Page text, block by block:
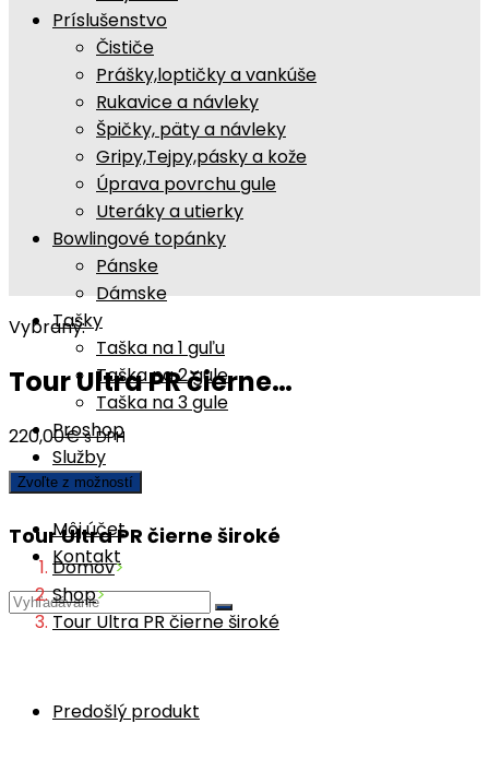
Príslušenstvo
Čističe
Prášky,loptičky a vankúše
Rukavice a návleky
Špičky, päty a návleky
Gripy,Tejpy,pásky a kože
Úprava povrchu gule
Uteráky a utierky
Bowlingové topánky
Pánske
Dámske
Tašky
Taška na 1 guľu
Taška na 2 gule
Taška na 3 gule
Proshop
Služby
Môj účet
Kontakt
Vybraný:
Tour Ultra PR čierne…
220,00€ s DPH
Zvoľte z možností
Tour Ultra PR čierne široké
Domov>
Shop>
Tour Ultra PR čierne široké
Predošlý produkt